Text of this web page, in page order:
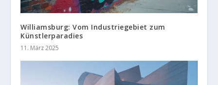
Williamsburg: Vom Industriegebiet zum
Künstlerparadies
11. März 2025